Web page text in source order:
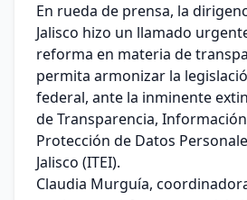
En rueda de prensa, la
Jalisco hizo un llamado
reforma en materia de
permita armonizar la
federal, ante la inminente
de Transparencia,
Protección de Datos
Jalisco (ITEI).
Claudia Murguía,